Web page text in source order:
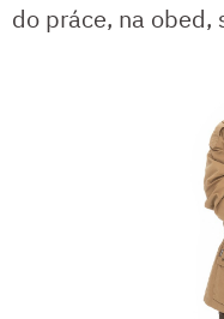
do práce, na obed,